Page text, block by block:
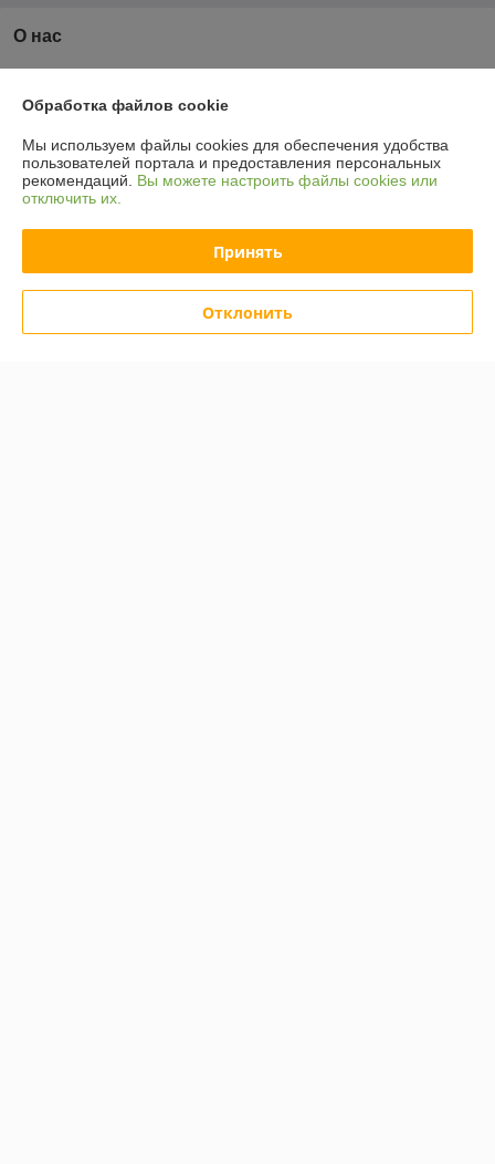
О нас
Менее 5 отзывов за последний год
Компания продает на Deal.by
Работает с 13.01.2017
ул. Правды 40, Витебск, Беларусь
Контакты
Сегодня работает с 08:30 до 16:45
Показать весь график работы
Обработка файлов cookie
Мы используем файлы cookies для обеспечения удобства
пользователей портала и предоставления персональных
рекомендаций. Вы можете настроить файлы cookies или
отключить их.
Принять
Отклонить